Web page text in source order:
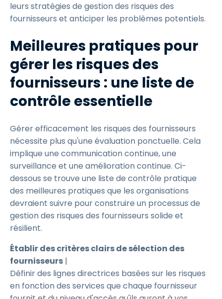
leurs stratégies de gestion des risques des
fournisseurs et anticiper les problèmes potentiels.
Meilleures pratiques pour
gérer les risques des
fournisseurs : une liste de
contrôle essentielle
Gérer efficacement les risques des fournisseurs
nécessite plus qu'une évaluation ponctuelle. Cela
implique une communication continue, une
surveillance et une amélioration continue. Ci-
dessous se trouve une liste de contrôle pratique
des meilleures pratiques que les organisations
devraient suivre pour construire un processus de
gestion des risques des fournisseurs solide et
résilient.
Établir des critères clairs de sélection des
fournisseurs |
Définir des lignes directrices basées sur les risques
en fonction des services que chaque fournisseur